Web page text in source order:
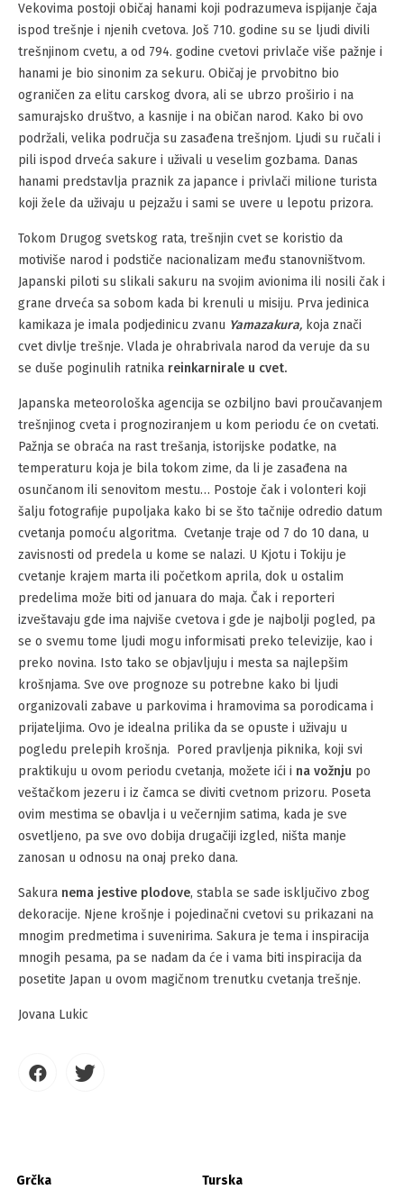
Vekovima postoji običaj hanami koji podrazumeva ispijanje čaja
ispod trešnje i njenih cvetova. Još 710. godine su se ljudi divili
trešnjinom cvetu, a od 794. godine cvetovi privlače više pažnje i
hanami je bio sinonim za sekuru. Običaj je prvobitno bio
ograničen za elitu carskog dvora, ali se ubrzo proširio i na
samurajsko društvo, a kasnije i na običan narod. Kako bi ovo
podržali, velika područja su zasađena trešnjom. Ljudi su ručali i
pili ispod drveća sakure i uživali u veselim gozbama. Danas
hanami predstavlja praznik za japance i privlači milione turista
koji žele da uživaju u pejzažu i sami se uvere u lepotu prizora.
Tokom Drugog svetskog rata, trešnjin cvet se koristio da
motiviše narod i podstiče nacionalizam među stanovništvom.
Japanski piloti su slikali sakuru na svojim avionima ili nosili čak i
grane drveća sa sobom kada bi krenuli u misiju. Prva jedinica
kamikaza je imala podjedinicu zvanu Yamazakura, koja znači
cvet divlje trešnje. Vlada je ohrabrivala narod da veruje da su
se duše poginulih ratnika reinkarnirale u cvet.
Japanska meteorološka agencija se ozbiljno bavi proučavanjem
trešnjinog cveta i prognoziranjem u kom periodu će on cvetati.
Pažnja se obraća na rast trešanja, istorijske podatke, na
temperaturu koja je bila tokom zime, da li je zasađena na
osunčanom ili senovitom mestu… Postoje čak i volonteri koji
šalju fotografije pupoljaka kako bi se što tačnije odredio datum
cvetanja pomoću algoritma. Cvetanje traje od 7 do 10 dana, u
zavisnosti od predela u kome se nalazi. U Kjotu i Tokiju je
cvetanje krajem marta ili početkom aprila, dok u ostalim
predelima može biti od januara do maja. Čak i reporteri
izveštavaju gde ima najviše cvetova i gde je najbolji pogled, pa
se o svemu tome ljudi mogu informisati preko televizije, kao i
preko novina. Isto tako se objavljuju i mesta sa najlepšim
krošnjama. Sve ove prognoze su potrebne kako bi ljudi
organizovali zabave u parkovima i hramovima sa porodicama i
prijateljima. Ovo je idealna prilika da se opuste i uživaju u
pogledu prelepih krošnja. Pored pravljenja piknika, koji svi
praktikuju u ovom periodu cvetanja, možete ići i na vožnju po
veštačkom jezeru i iz čamca se diviti cvetnom prizoru. Poseta
ovim mestima se obavlja i u večernjim satima, kada je sve
osvetljeno, pa sve ovo dobija drugačiji izgled, ništa manje
zanosan u odnosu na onaj preko dana.
Sakura nema jestive plodove, stabla se sade isključivo zbog
dekoracije. Njene krošnje i pojedinačni cvetovi su prikazani na
mnogim predmetima i suvenirima. Sakura je tema i inspiracija
mnogih pesama, pa se nadam da će i vama biti inspiracija da
posetite Japan u ovom magičnom trenutku cvetanja trešnje.
Jovana Lukic
Grčka Turska